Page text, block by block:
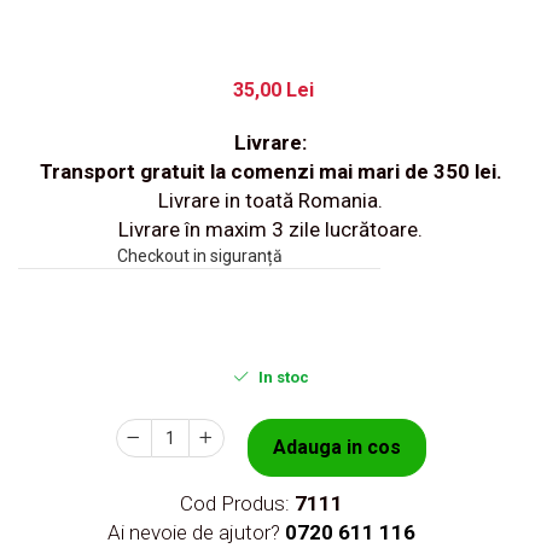
35,00 Lei
Livrare:
Transport gratuit la comenzi mai mari de 350 lei.
Livrare in toată Romania.
Livrare în maxim 3 zile lucrătoare.
Checkout in siguranță
In stoc
Adauga in cos
Cod Produs: 7111
Ai nevoie de ajutor? 0720 611 116